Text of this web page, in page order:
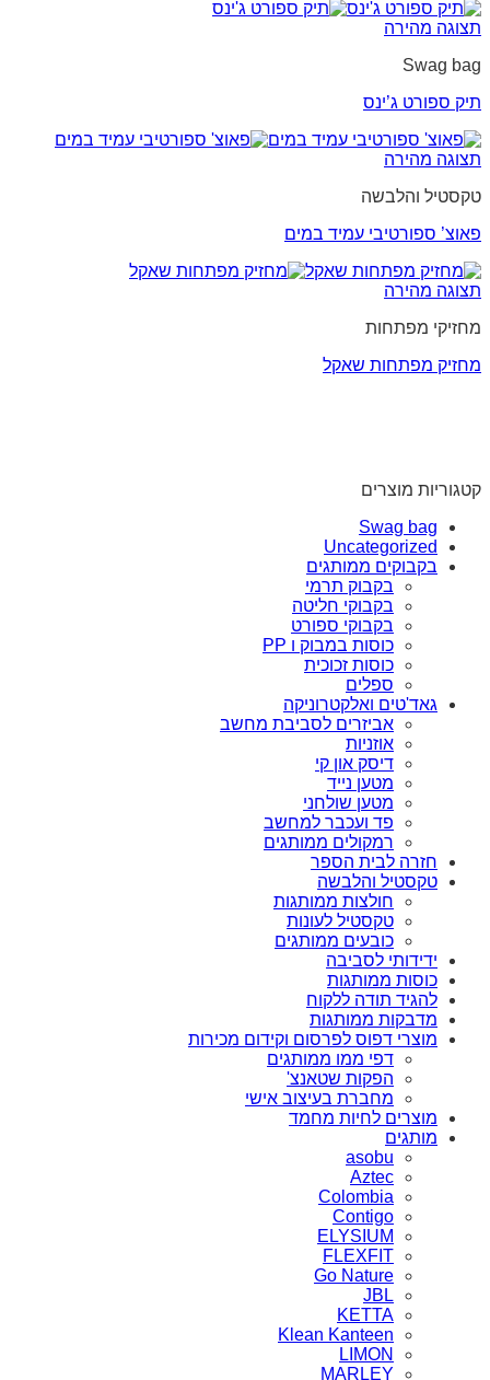
תצוגה מהירה
Swag bag
תיק ספורט ג’ינס
תצוגה מהירה
טקסטיל והלבשה
פאוצ’ ספורטיבי עמיד במים
תצוגה מהירה
מחזיקי מפתחות
מחזיק מפתחות שאקל
קטגוריות מוצרים
Swag bag
Uncategorized
בקבוקים ממותגים
בקבוק תרמי
בקבוקי חליטה
בקבוקי ספורט
כוסות במבוק ו PP
כוסות זכוכית
ספלים
גאד'טים ואלקטרוניקה
אביזרים לסביבת מחשב
אוזניות
דיסק און קי
מטען נייד
מטען שולחני
פד ועכבר למחשב
רמקולים ממותגים
חזרה לבית הספר
טקסטיל והלבשה
חולצות ממותגות
טקסטיל לעונות
כובעים ממותגים
ידידותי לסביבה
כוסות ממותגות
להגיד תודה ללקוח
מדבקות ממותגות
מוצרי דפוס לפרסום וקידום מכירות
דפי ממו ממותגים
הפקות שטאנצ'
מחברת בעיצוב אישי
מוצרים לחיות מחמד
מותגים
asobu
Aztec
Colombia
Contigo
ELYSIUM
FLEXFIT
Go Nature
JBL
KETTA
Klean Kanteen
LIMON
MARLEY